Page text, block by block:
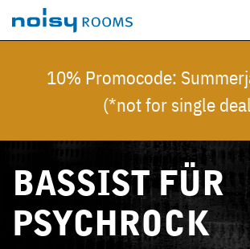
10% Promocode:
(*not for single
BASSIST FÜR
PSYCHROCK